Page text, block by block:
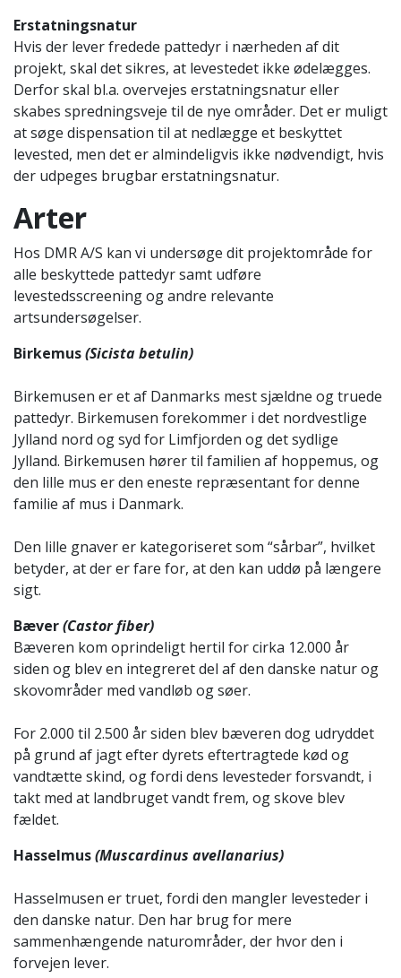
Erstatningsnatur
Hvis der lever fredede pattedyr i nærheden af dit
projekt, skal det sikres, at levestedet ikke ødelægges.
Derfor skal bl.a. overvejes erstatningsnatur eller
skabes spredningsveje til de nye områder. Det er muligt
at søge dispensation til at nedlægge et beskyttet
levested, men det er almindeligvis ikke nødvendigt, hvis
der udpeges brugbar erstatningsnatur.
Arter
Hos DMR A/S kan vi undersøge dit projektområde for
alle beskyttede pattedyr samt udføre
levestedsscreening og andre relevante
artsundersøgelser.
Birkemus(Sicista betulin)
Birkemusen er et af Danmarks mest sjældne og truede
pattedyr. Birkemusen forekommer i det nordvestlige
Jylland nord og syd for Limfjorden og det sydlige
Jylland. Birkemusen hører til familien af hoppemus, og
den lille mus er den eneste repræsentant for denne
familie af mus i Danmark.
Den lille gnaver er kategoriseret som “sårbar”, hvilket
betyder, at der er fare for, at den kan uddø på længere
sigt.
Bæver(Castor fiber)
Bæveren kom oprindeligt hertil for cirka 12.000 år
siden og blev en integreret del af den danske natur og
skovområder med vandløb og søer.
For 2.000 til 2.500 år siden blev bæveren dog udryddet
på grund af jagt efter dyrets eftertragtede kød og
vandtætte skind, og fordi dens levesteder forsvandt, i
takt med at landbruget vandt frem, og skove blev
fældet.
Hasselmus(Muscardinus avellanarius)
Hasselmusen er truet, fordi den mangler levesteder i
den danske natur. Den har brug for mere
sammenhængende naturområder, der hvor den i
forvejen lever.